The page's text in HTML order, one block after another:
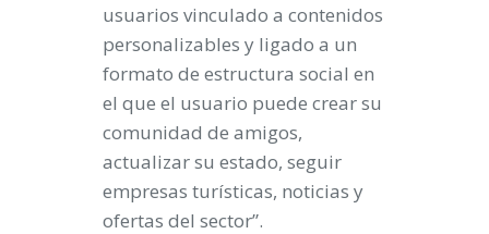
usuarios vinculado a contenidos
personalizables y ligado a un
formato de estructura social en
el que el usuario puede crear su
comunidad de amigos,
actualizar su estado, seguir
empresas turísticas, noticias y
ofertas del sector”.